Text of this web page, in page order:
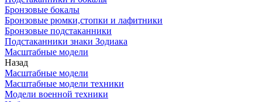
Бронзовые бокалы
Бронзовые рюмки,стопки и лафитники
Бронзовые подстаканники
Подстаканники знаки Зодиака
Масштабные модели
Назад
Масштабные модели
Масштабные модели техники
Модели военной техники